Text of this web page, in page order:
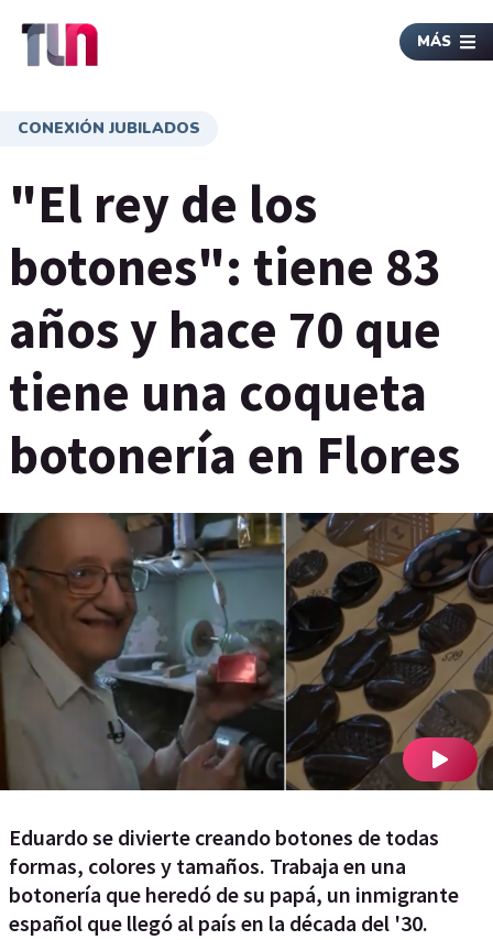
MÁS
CONEXIÓN JUBILADOS
"El rey de los
botones": tiene 83
años y hace 70 que
tiene una coqueta
botonería en Flores
Eduardo se divierte creando botones de todas
formas, colores y tamaños. Trabaja en una
botonería que heredó de su papá, un inmigrante
español que llegó al país en la década del '30.